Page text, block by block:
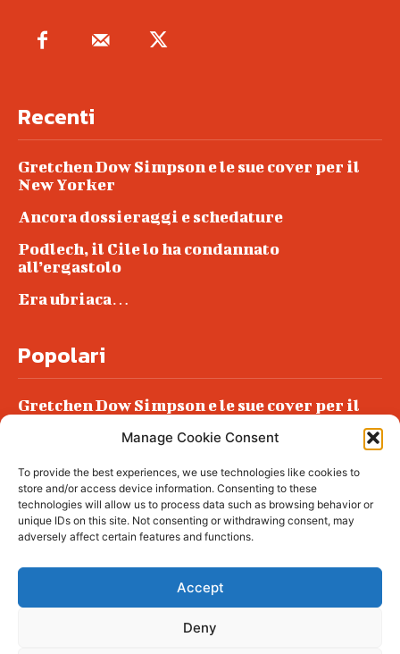
Manage Cookie Consent
To provide the best experiences, we use technologies like cookies to
store and/or access device information. Consenting to these
technologies will allow us to process data such as browsing behavior or
unique IDs on this site. Not consenting or withdrawing consent, may
adversely affect certain features and functions.
Accept
Deny
Recenti
Gretchen Dow Simpson e le sue cover per il
New Yorker
Ancora dossieraggi e schedature
Podlech, il Cile lo ha condannato
all’ergastolo
Era ubriaca…
Popolari
Gretchen Dow Simpson e le sue cover per il
Podlech, il Cile lo ha condannato
all’ergastolo
Era ubriaca…
© tagDiv - All rights reserved. Made with